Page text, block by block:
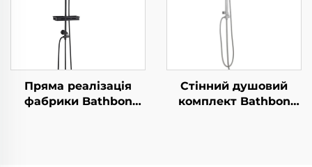
можливість ручного
та стаціонарного
використання
для легкого
прибирання
Пряма реалізація
фабрики Bathbon
Стінний душовий
комплект Bathbon